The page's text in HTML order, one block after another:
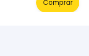
Comprar